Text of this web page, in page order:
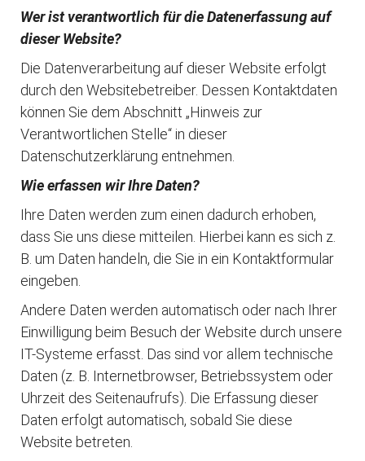
Wer ist verantwortlich für die Datenerfassung auf
dieser Website?
Die Datenverarbeitung auf dieser Website erfolgt
durch den Websitebetreiber. Dessen Kontaktdaten
können Sie dem Abschnitt „Hinweis zur
Verantwortlichen Stelle“ in dieser
Datenschutzerklärung entnehmen.
Wie erfassen wir Ihre Daten?
Ihre Daten werden zum einen dadurch erhoben,
dass Sie uns diese mitteilen. Hierbei kann es sich z.
B. um Daten handeln, die Sie in ein Kontaktformular
eingeben.
Andere Daten werden automatisch oder nach Ihrer
Einwilligung beim Besuch der Website durch unsere
IT-Systeme erfasst. Das sind vor allem technische
Daten (z. B. Internetbrowser, Betriebssystem oder
Uhrzeit des Seitenaufrufs). Die Erfassung dieser
Daten erfolgt automatisch, sobald Sie diese
Website betreten.